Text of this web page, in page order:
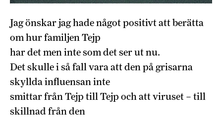
Jag önskar jag hade något positivt att berätta
om hur familjen Tejp
har det men inte som det ser ut nu.
Det skulle i så fall vara att den på grisarna
skyllda influensan inte
smittar från Tejp till Tejp och att viruset – till
skillnad från den